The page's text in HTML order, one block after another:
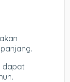
dapat